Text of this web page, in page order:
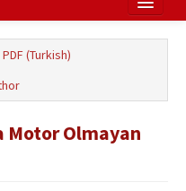
Türkçe
PDF (Turkish)
Motor Olmayan